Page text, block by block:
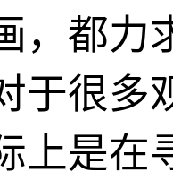
，都力
于很多
上是在